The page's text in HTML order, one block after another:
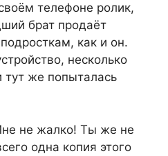
телефоне ролик,
брат продаёт
как и он.
несколько
тут же попыталась
не жалко! Ты же не
одна копия этого